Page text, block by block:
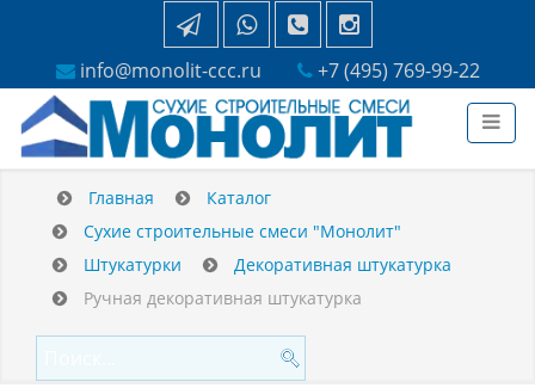
info@monolit-ccc.ru +7 (495) 769-99-22
Главная
Каталог
Сухие строительные смеси "Монолит"
Штукатурки
Декоративная штукатурка
Ручная декоративная штукатурка